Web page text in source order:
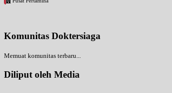
Komunitas Doktersiaga
Memuat komunitas terbaru...
Diliput oleh Media